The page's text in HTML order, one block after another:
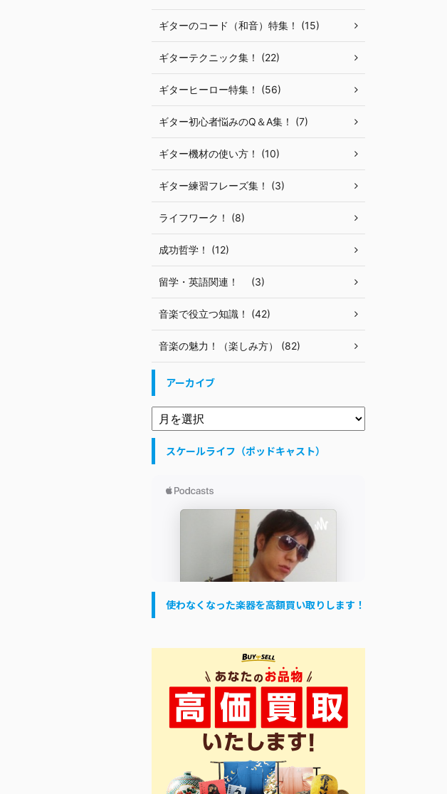
ギターのコード（和音）特集！ (15)
ギターテクニック集！ (22)
ギターヒーロー特集！ (56)
ギター初心者悩みのQ＆A集！ (7)
ギター機材の使い方！ (10)
ギター練習フレーズ集！ (3)
ライフワーク！ (8)
成功哲学！ (12)
留学・英語関連！ (3)
音楽で役立つ知識！ (42)
音楽の魅力！（楽しみ方） (82)
アーカイブ
スケールライフ（ポッドキャスト）
使わなくなった楽器を高額買い取りします！